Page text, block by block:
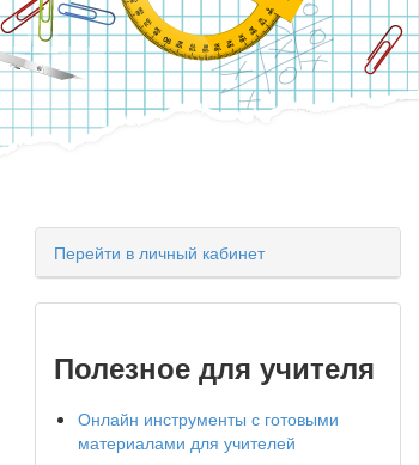
Перейти в личный кабинет
Полезное для учителя
Онлайн инструменты с готовыми
материалами для учителей